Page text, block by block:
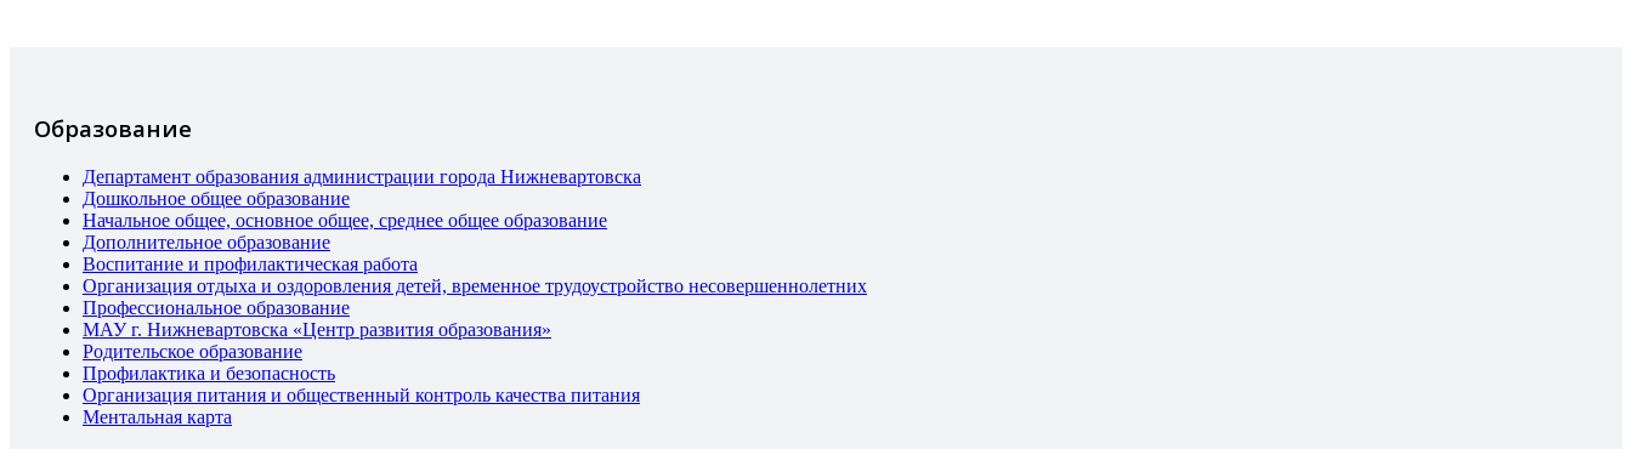
Образование
Департамент образования администрации города Нижневартовска
Дошкольное общее образование
Начальное общее, основное общее, среднее общее образование
Дополнительное образование
Воспитание и профилактическая работа
Организация отдыха и оздоровления детей, временное трудоустройство несовершеннолетних
Профессиональное образование
МАУ г. Нижневартовска «Центр развития образования»
Родительское образование
Профилактика и безопасность
Организация питания и общественный контроль качества питания
Ментальная карта